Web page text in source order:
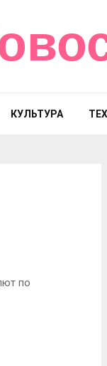
КУЛЬТУРА
по